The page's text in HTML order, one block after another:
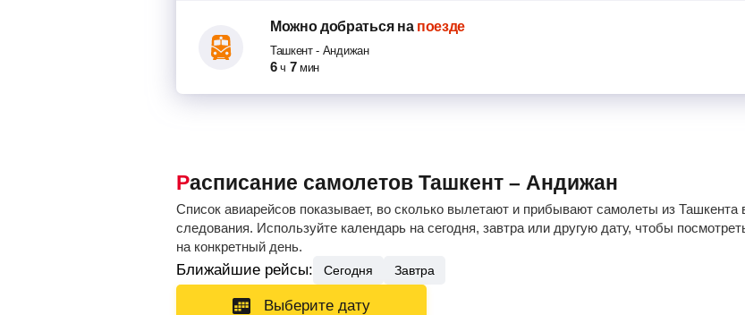
Можно добратьсяна поезде
Ташкент- Андижан
6 ч 7 мин
Расписание самолетов Ташкент – Андижан
Список авиарейсов показывает, во сколько вылетают и прибывают самолеты из
следования. Используйте календарь на сегодня, завтра или другую дату, чтобы
на конкретный день.
Ближайшие рейсы: Сегодня Завтра
Выберите дату